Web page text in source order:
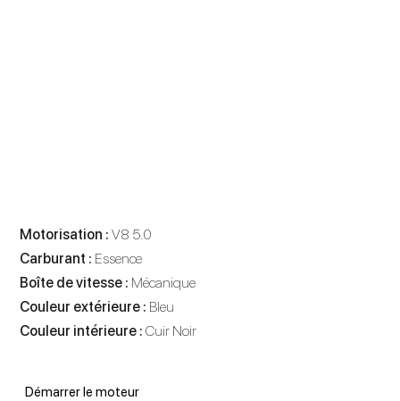
Motorisation : V8 5.0
Carburant : Essence
Boîte de vitesse : Mécanique
Couleur extérieure : Bleu
Couleur intérieure : Cuir Noir
Démarrer le moteur